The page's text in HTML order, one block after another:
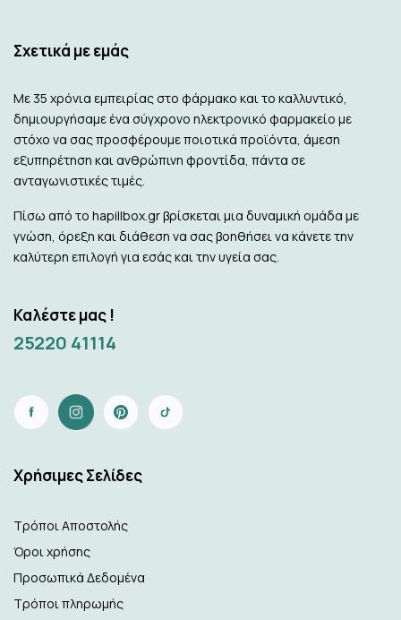
Σχετικά με εμάς
Με 35 χρόνια εμπειρίας στο φάρμακο και το καλλυντικό,
δημιουργήσαμε ένα σύγχρονο ηλεκτρονικό φαρμακείο με
στόχο να σας προσφέρουμε ποιοτικά προϊόντα, άμεση
εξυπηρέτηση και ανθρώπινη φροντίδα, πάντα σε
ανταγωνιστικές τιμές.
Πίσω από το hapillbox.gr βρίσκεται μια δυναμική ομάδα με
γνώση, όρεξη και διάθεση να σας βοηθήσει να κάνετε την
καλύτερη επιλογή για εσάς και την υγεία σας.
Καλέστε μας !
25220 41114
Xρήσιμες Σελίδες
Τρόποι Αποστολής
Όροι χρήσης
Προσωπικά Δεδομένα
Τρόποι πληρωμής